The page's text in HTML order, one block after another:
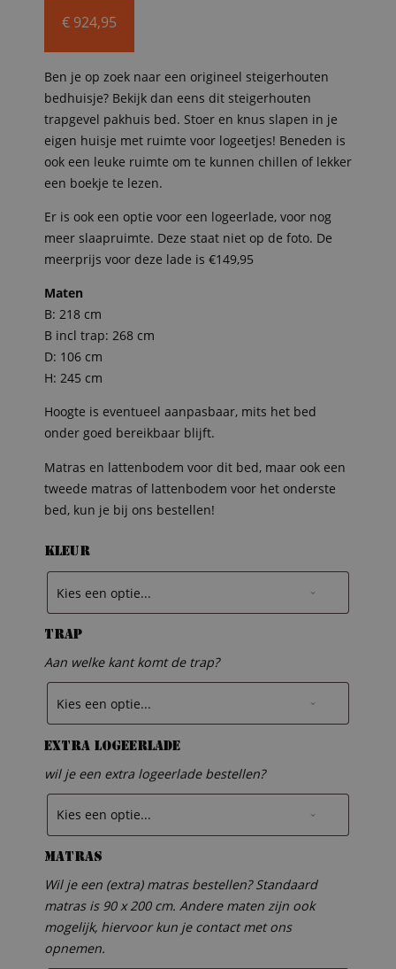
€ 924,95
Ben je op zoek naar een origineel steigerhouten
bedhuisje? Bekijk dan eens dit steigerhouten
trapgevel pakhuis bed. Stoer en knus slapen in je
eigen huisje met ruimte voor logeetjes! Beneden is
ook een leuke ruimte om te kunnen chillen of lekker
een boekje te lezen.
Er is ook een optie voor een logeerlade, voor nog
meer slaapruimte. Deze staat niet op de foto. De
meerprijs voor deze lade is €149,95
Maten
B: 218 cm
B incl trap: 268 cm
D: 106 cm
H: 245 cm
Hoogte is eventueel aanpasbaar, mits het bed
onder goed bereikbaar blijft.
Matras en lattenbodem voor dit bed, maar ook een
tweede matras of lattenbodem voor het onderste
bed, kun je bij ons bestellen!
Kleur
Trap
Aan welke kant komt de trap?
Extra logeerlade
wil je een extra logeerlade bestellen?
Matras
Wil je een (extra) matras bestellen? Standaard
matras is 90 x 200 cm. Andere maten zijn ook
mogelijk, hiervoor kun je contact met ons
opnemen.